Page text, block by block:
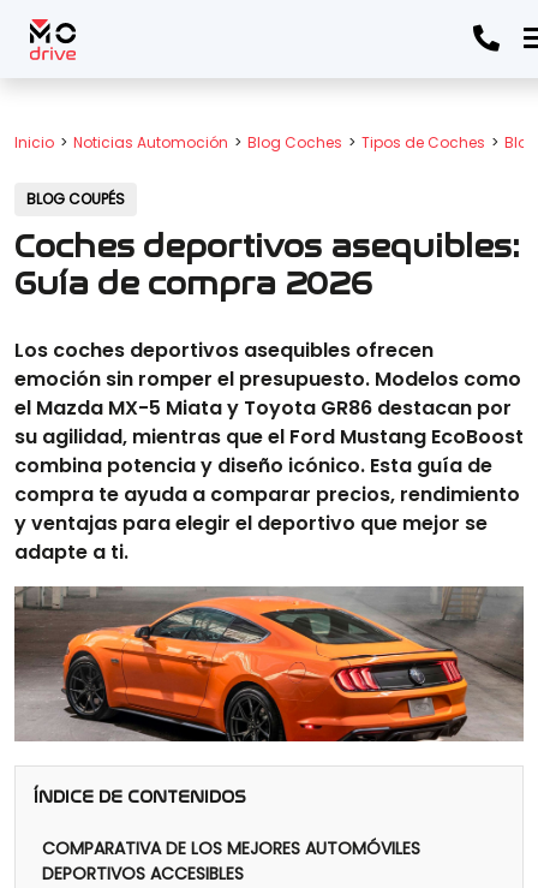
Inicio Noticias Automoción Blog Coches Tipos de Coches
BLOG COUPÉS
Coches deportivos asequibles:
Guía de compra 2026
Los coches deportivos asequibles ofrecen
emoción sin romper el presupuesto. Modelos como
el Mazda MX-5 Miata y Toyota GR86 destacan por
su agilidad, mientras que el Ford Mustang EcoBoost
combina potencia y diseño icónico. Esta guía de
compra te ayuda a comparar precios, rendimiento
y ventajas para elegir el deportivo que mejor se
adapte a ti.
ÍNDICE DE CONTENIDOS
COMPARATIVA DE LOS MEJORES AUTOMÓVILES
DEPORTIVOS ACCESIBLES